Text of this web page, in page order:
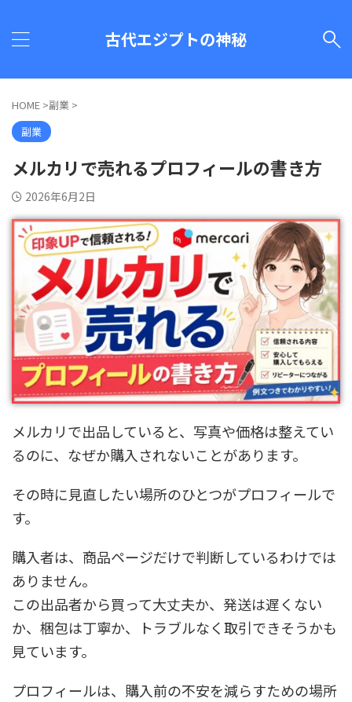
古代エジプトの神秘
HOME >副業 >
副業
メルカリで売れるプロフィールの書き方
2026年6月2日
メルカリで出品していると、写真や価格は整えてい
るのに、なぜか購入されないことがあります。
その時に見直したい場所のひとつがプロフィールで
す。
購入者は、商品ページだけで判断しているわけでは
ありません。
この出品者から買って大丈夫か、発送は遅くない
か、梱包は丁寧か、トラブルなく取引できそうかも
見ています。
プロフィールは、購入前の不安を減らすための場所